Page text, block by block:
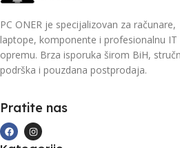
PC ONER je specijalizovan za računare,
laptope, komponente i profesionalnu IT
opremu. Brza isporuka širom BiH,
podrška i pouzdana postprodaja.
Pratite nas